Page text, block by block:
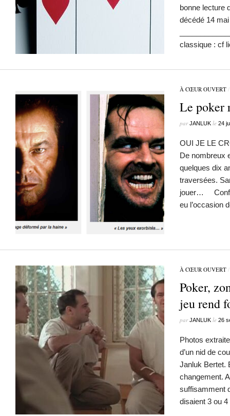
bonne lecture
décédé 14
classique : cf
À CŒUR OUVERT
Le poker
parJANLUK le 24
OUI JE LE
De nombreux
quelques dix
traversées.
jouer…
eu l’occasion
À CŒUR OUVERT
Poker,
jeu rend
parJANLUK le 26
Photos
d’un nid de
Janluk Bertet.
changement.
suffisamment
disaient 3 ou